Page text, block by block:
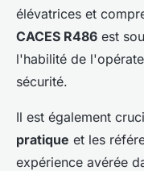
élévatrices et
CACES R486 est
l'habilité de
sécurité.
Il est également
pratique et les
expérience avérée